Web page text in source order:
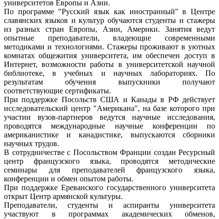
университетов Европы и Азии.
По программе "Русский язык как иностранный" в Центре
славянских языков и культур обучаются студенты и стажеры
из разных стран Европы, Азии, Америки. Занятия ведут
опытные преподаватели, владеющие современными
методиками и технологиями. Стажеры проживают в уютных
комнатах общежития университета, им обеспечен доступ в
Интернет, возможности работы в университетской научной
библиотеке, в учебных и научных лабораториях. По
результатам обучения выпускники получают
соответствующие сертификаты.
При поддержке Посольств США и Канады в РФ действует
исследовательский центр "Американа", на базе которого при
участии вузов-партнеров ведутся научные исследования,
проводятся международные научные конференции по
американистике и канадистике, выпускаются сборники
научных трудов.
В сотрудничестве с Посольством Франции создан Ресурсный
центр французского языка, проводятся методические
семинары для преподавателей французского языка,
конференции и обмен опытом работы.
При поддержке Ереванского государственного университета
открыт Центр армянской культуры.
Преподаватели, студенты и аспиранты университета
участвуют в программах академических обменов,